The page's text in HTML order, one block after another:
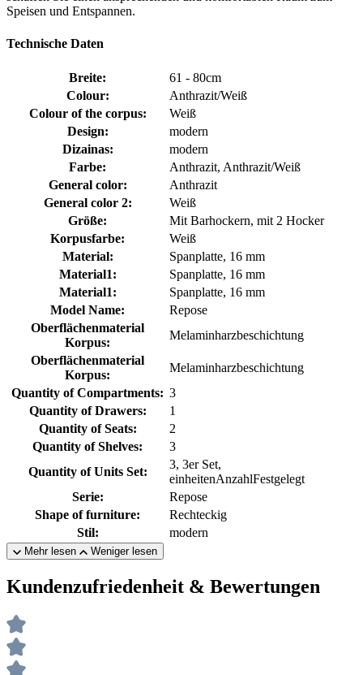
Speisen und Entspannen.
Technische Daten
Breite:
61 - 80cm
Colour:
Anthrazit/Weiß
Colour of the corpus:
Weiß
Design:
modern
Dizainas:
modern
Farbe:
Anthrazit, Anthrazit/Weiß
General color:
Anthrazit
General color 2:
Weiß
Größe:
Mit Barhockern, mit 2 Hocker
Korpusfarbe:
Weiß
Material:
Spanplatte, 16 mm
Material1:
Spanplatte, 16 mm
Material1:
Spanplatte, 16 mm
Model Name:
Repose
Oberflächenmaterial
Korpus:
Melaminharzbeschichtung
Oberflächenmaterial
Korpus:
Melaminharzbeschichtung
Quantity of Compartments: 3
Quantity of Drawers:
1
Quantity of Seats:
2
Quantity of Shelves:
3
Quantity of Units Set:
3, 3er Set,
einheitenAnzahlFestgelegt
Serie:
Repose
Shape of furniture:
Rechteckig
Stil:
modern
Mehr lesen Weniger lesen
Kundenzufriedenheit & Bewertungen